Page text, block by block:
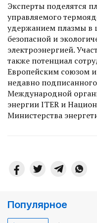
Эксперты поделятся
управляемого
удержанием плазмы в
безопас­ной и
электроэнергией.
также потенциал
Европейским союзом и
недавно
Международной
энергии ITER и
Министерства
Популярное